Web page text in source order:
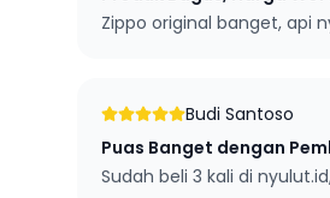
Zippo original banget, api
Budi Santoso
Puas Banget dengan
Sudah beli 3 kali di